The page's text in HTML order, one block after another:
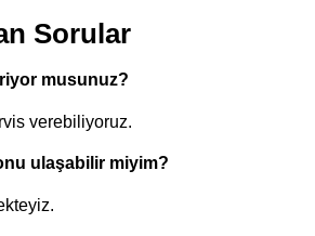
Sorular
musunuz?
verebiliyoruz.
ulaşabilir miyim?